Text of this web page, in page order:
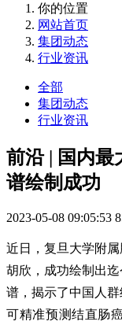
你的位置
网站首页
集团动态
行业资讯
全部
集团动态
行业资讯
前沿 | 国内最
谱绘制成功
2023-05-08 09:05:53
近日，复旦大学附
胡欣，成功绘制出
谱，揭示了中国人
可精准预测结直肠